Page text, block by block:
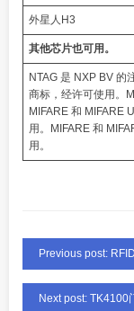
外星人H3
其他芯片也可用。
NTAG 是 NXP BV 的
商标，经许可使用。
MIFARE 和 MIFARE
用。MIFARE 和
用。
Previous post:
Next post: TK4100